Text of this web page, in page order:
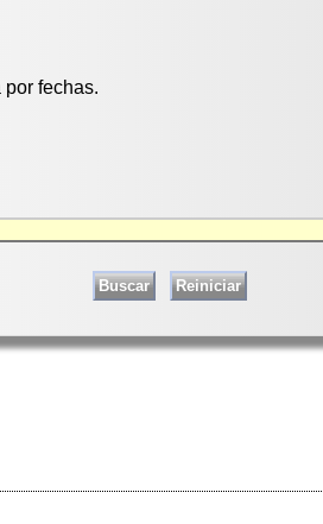
fechas.